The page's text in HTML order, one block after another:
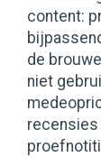
content:
de
niet
recensies